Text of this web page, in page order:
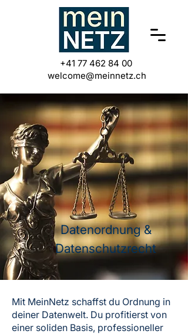
+41 77 462 84 00
welcome@meinnetz.ch
Datenordnung &
Datenschutzrecht
Mit MeinNetz schaffst du Ordnung in
deiner Datenwelt. Du profitierst von
einer soliden Basis, professioneller